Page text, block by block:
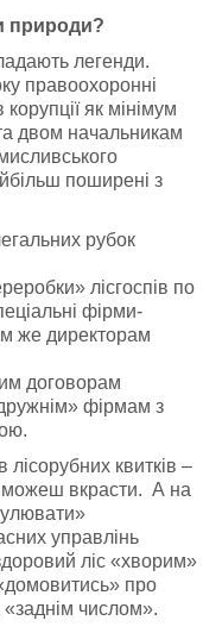
природи?
легенди.
правоохоронні
як мінімум
двом начальникам
поширені з
рубок
лісгоспів по
фірми-
же директорам
договорам
фірмам з
квитків –
можеш вкрасти. А на
управлінь
ліс «хворим»
про
числом».